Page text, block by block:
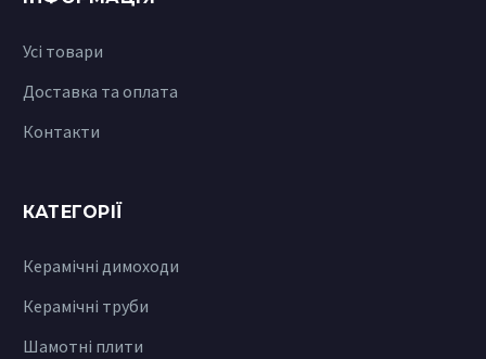
Усі товари
Доставка та оплата
Контакти
КАТЕГОРІЇ
Керамічні димоходи
Керамічні труби
Шамотні плити